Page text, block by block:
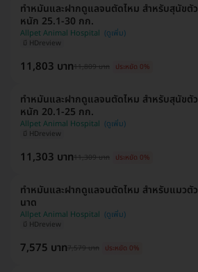
มี HDreview
ทำหมันและฝากดูแลจนตัดไหม สำหรับสุนัขตั
หนัก 25.1-30 กก.
Allpet Animal Hospital
11,803 บาท11,809 บาท ประหยัด 0%
มี HDreview
ทำหมันและฝากดูแลจนตัดไหม สำหรับสุนัขตั
หนัก 20.1-25 กก.
Allpet Animal Hospital
11,303 บาท11,309 บาท ประหยัด 0%
มี HDreview
ทำหมันและฝากดูแลจนตัดไหม สำหรับแมวตั
นาด
Allpet Animal Hospital
7,575 บาท7,579 บาท ประหยัด 0%